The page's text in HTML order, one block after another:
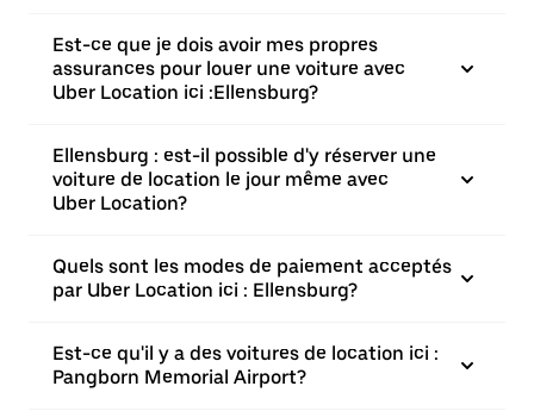
Est-ce que je dois avoir mes propres
assurances pour louer une voiture avec
Uber Location ici :Ellensburg?
Ellensburg : est-il possible d'y réserver une
voiture de location le jour même avec
Uber Location?
Quels sont les modes de paiement acceptés
par Uber Location ici : Ellensburg?
Est-ce qu'il y a des voitures de location ici :
Pangborn Memorial Airport?